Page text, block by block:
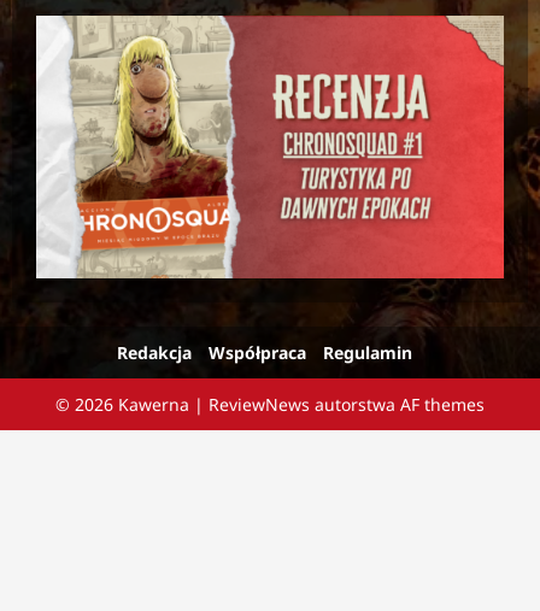
Redakcja Współpraca Regulamin
© 2026 Kawerna | ReviewNews autorstwa AF themes